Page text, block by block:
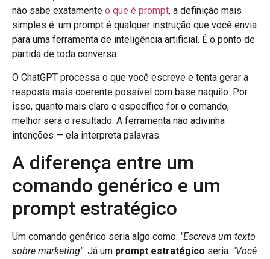
não sabe exatamente o que é prompt, a definição mais
simples é: um prompt é qualquer instrução que você envia
para uma ferramenta de inteligência artificial. É o ponto de
partida de toda conversa.
O ChatGPT processa o que você escreve e tenta gerar a
resposta mais coerente possível com base naquilo. Por
isso, quanto mais claro e específico for o comando,
melhor será o resultado. A ferramenta não adivinha
intenções — ela interpreta palavras.
A diferença entre um
comando genérico e um
prompt estratégico
Um comando genérico seria algo como: "Escreva um texto
sobre marketing". Já um prompt estratégico seria: "Você